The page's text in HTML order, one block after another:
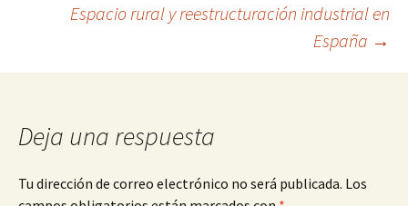
entradas
Espacio rural y reestructuración industrial en
España →
Deja una respuesta
Tu dirección de correo electrónico no será publicada. Los